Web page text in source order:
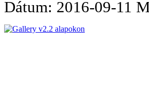
Dátum: 2016-09-11